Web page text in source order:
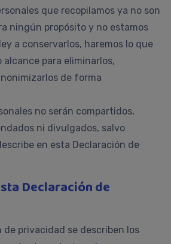
que recopilamos ya no son
ningún propósito y no estamos
a conservarlos, haremos lo que
alcance para eliminarlos,
de forma
no serán compartidos,
ni divulgados, salvo
en esta Declaración de
Declaración de
de privacidad se describen los